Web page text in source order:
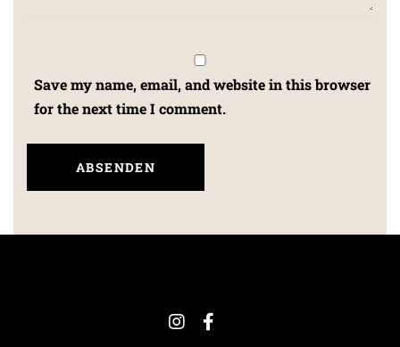
Save my name, email, and website in this browser
for the next time I comment.